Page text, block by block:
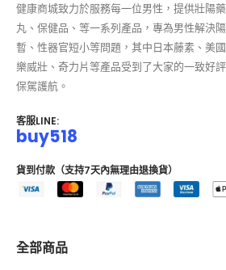
健康商城致力於服務每一位男性，提供壯陽
丸、保健品、等一系列產品，專為男性解決
暫、性器官短小等問題，其中日本藤素、美
樂威壯、奇力片等產品受到了大家的一致好
保駕護航。
客服LINE:
buy518
貨到付款（支持7天內無理由退換貨）
全部商品